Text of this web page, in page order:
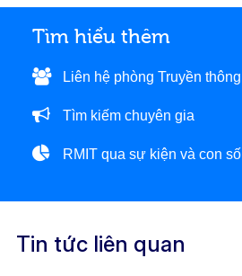
Tìm hiểu thêm
Liên hệ phòng Truyền thông
Tìm kiếm chuyên gia
RMIT qua sự kiện và con số
Tin tức liên quan